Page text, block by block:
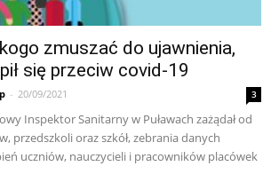
zmuszać do ujawnienia,
się przeciw covid-19
- 20/09/2021 3
Inspektor Sanitarny w Puławach zażądał od
przedszkoli oraz szkół, zebrania danych
uczniów, nauczycieli i pracowników placówek